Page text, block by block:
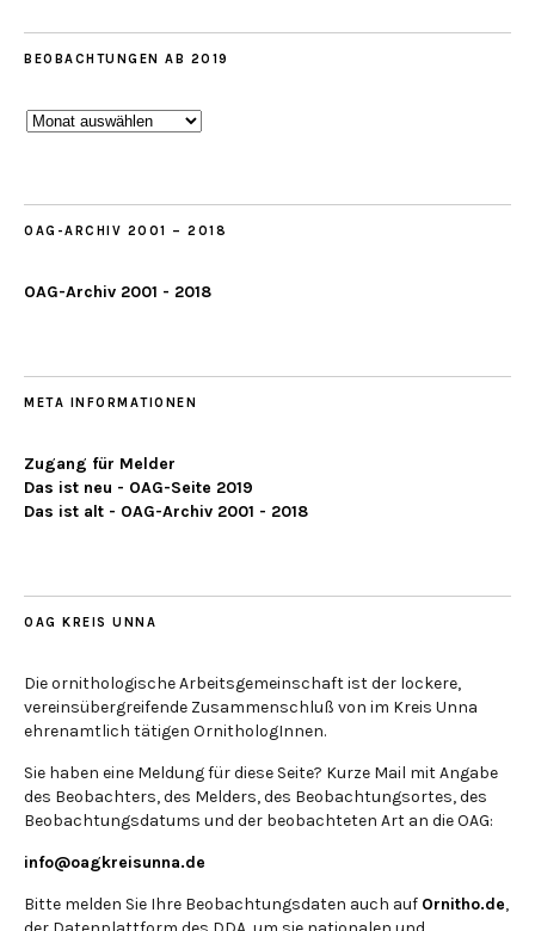
BEOBACHTUNGEN AB 2019
Beobachtungen
OAG-ARCHIV 2001 – 2018
OAG-Archiv 2001 - 2018
META INFORMATIONEN
Zugang für Melder
Das ist neu - OAG-Seite 2019
Das ist alt - OAG-Archiv 2001 - 2018
OAG KREIS UNNA
Die ornithologische Arbeitsgemeinschaft ist der lockere,
vereinsübergreifende Zusammenschluß von im Kreis Unna
ehrenamtlich tätigen OrnithologInnen.
Sie haben eine Meldung für diese Seite? Kurze Mail mit Angabe
des Beobachters, des Melders, des Beobachtungsortes, des
Beobachtungsdatums und der beobachteten Art an die OAG:
info@oagkreisunna.de
Bitte melden Sie Ihre Beobachtungsdaten auch auf Ornitho.de,